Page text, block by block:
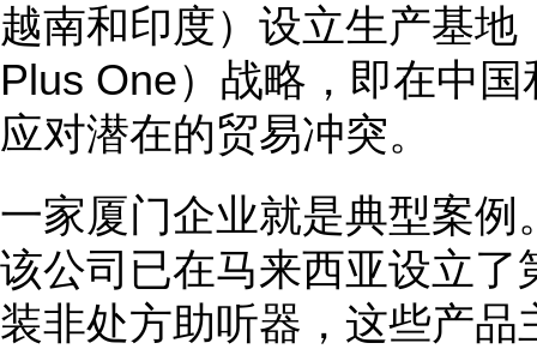
越南和印度）设立生产基地
Plus One）战略，即在中
应对潜在的贸易冲突。
一家厦门企业就是典型案
该公司已在马来西亚设立
装非处方助听器，这些产